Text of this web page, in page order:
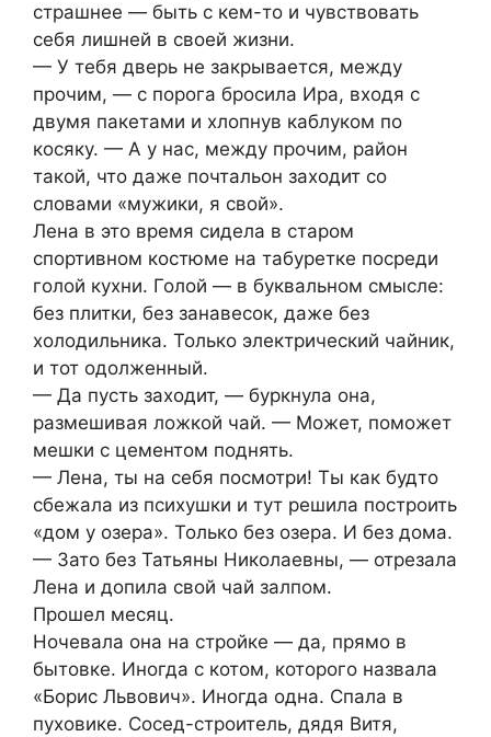
страшнее — быть с кем-то и чувствовать
себя лишней в своей жизни.
— У тебя дверь не закрывается, между
прочим, — с порога бросила Ира, входя с
двумя пакетами и хлопнув каблуком по
косяку. — А у нас, между прочим, район
такой, что даже почтальон заходит со
словами «мужики, я свой».
Лена в это время сидела в старом
спортивном костюме на табуретке посреди
голой кухни. Голой — в буквальном смысле:
без плитки, без занавесок, даже без
холодильника. Только электрический чайник,
и тот одолженный.
— Да пусть заходит, — буркнула она,
размешивая ложкой чай. — Может, поможет
мешки с цементом поднять.
— Лена, ты на себя посмотри! Ты как будто
сбежала из психушки и тут решила построить
«дом у озера». Только без озера. И без дома.
— Зато без Татьяны Николаевны, — отрезала
Лена и допила свой чай залпом.
Прошел месяц.
Ночевала она на стройке — да, прямо в
бытовке. Иногда с котом, которого назвала
«Борис Львович». Иногда одна. Спала в
пуховике. Сосед-строитель, дядя Витя,